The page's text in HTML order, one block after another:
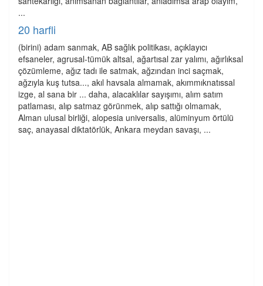
...
20 harfli
(birini) adam sanmak, AB sağlık politikası, açıklayıcı
efsaneler, agrusal-tümük altsal, ağartısal zar yalımı, ağırlıksal
çözümleme, ağız tadı ile satmak, ağzından inci saçmak,
ağzıyla kuş tutsa..., akıl havsala almamak, akımmıknatıssal
izge, al sana bir ... daha, alacaklılar sayışımı, alım satım
patlaması, alıp satmaz görünmek, alıp sattığı olmamak,
Alman ulusal birliği, alopesia universalis, alüminyum örtülü
saç, anayasal diktatörlük, Ankara meydan savaşı, ...